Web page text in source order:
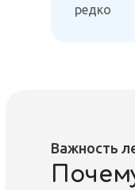
редко
Важность